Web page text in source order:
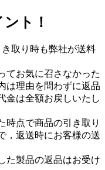
ト！
取り時も弊社が送料
てお気に召さなかった
は理由を問わずに返品
金は全額お戻しいたし
時点で商品の引き取り
，返送時にお客様の送
た製品の返品はお受け